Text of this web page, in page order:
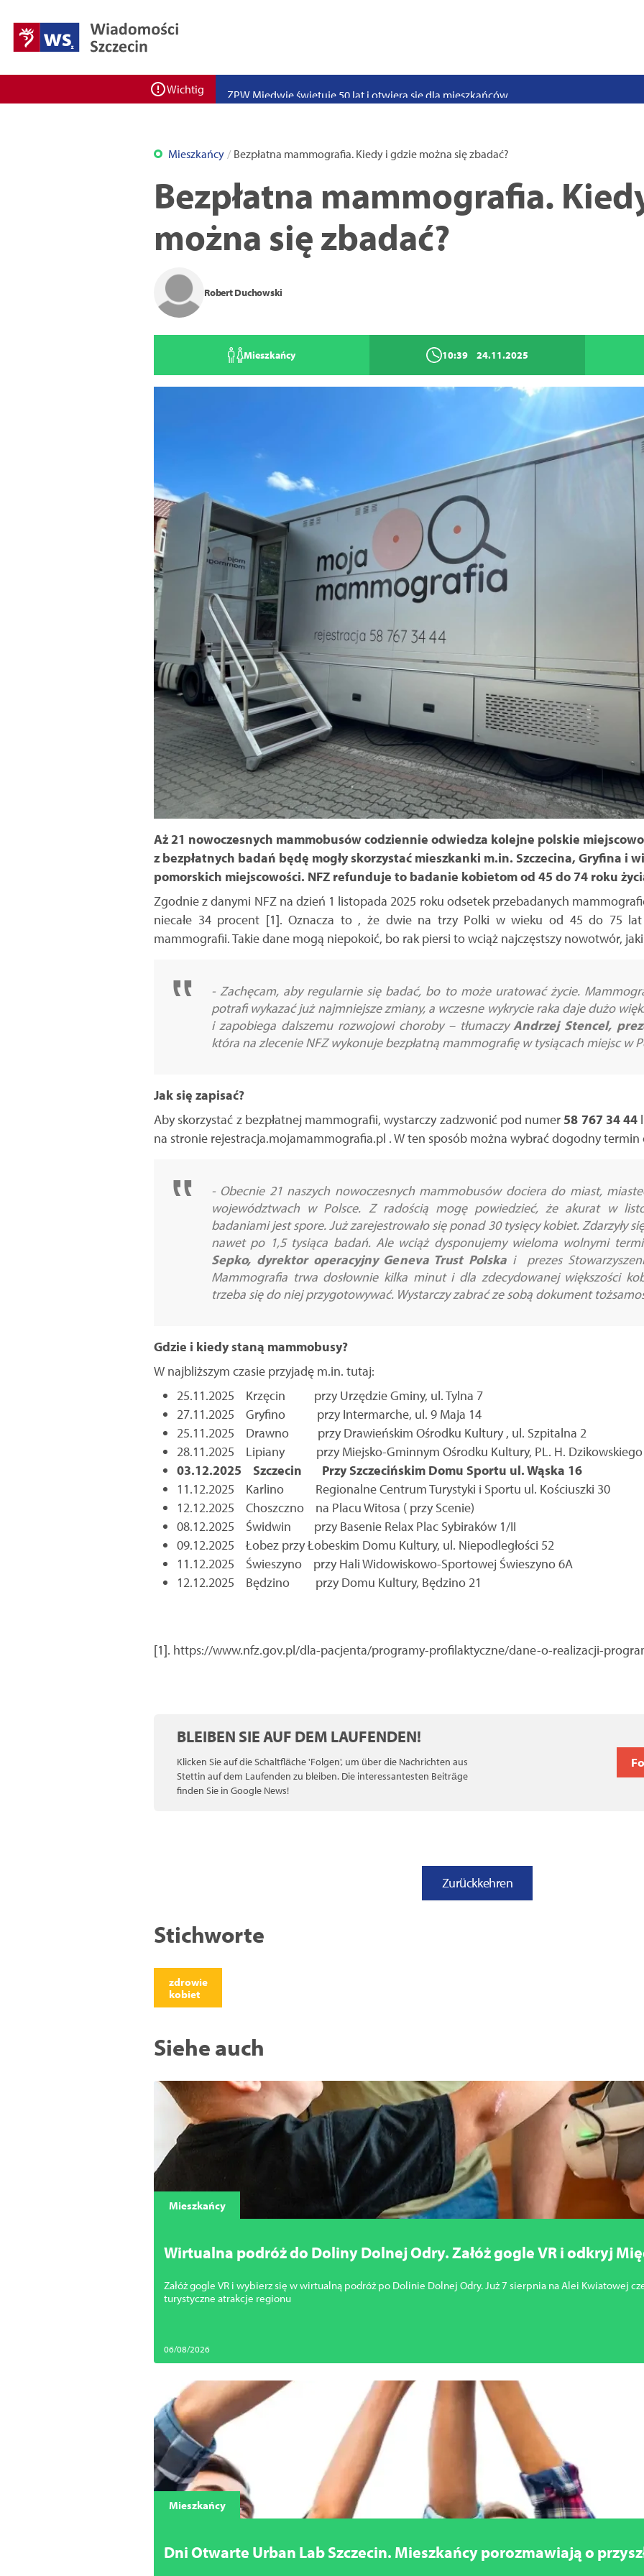
Wichtig
ZPW Miedwie świętuje 50 lat i otwiera się dla mieszkańców
Mieszkańcy Bezpłatna mammografia. Kiedy i gdzie można się zbadać?
Bezpłatna mammografia.
można się zbadać?
Robert Duchowski
Mieszkańcy 10:39 24.11.2025
Aż 21 nowoczesnych mammobusów codziennie odwiedza kolejne polskie
z bezpłatnych badań będę mogły skorzystać mieszkanki m.in. Szczecina, Gryfina i
pomorskich miejscowości. NFZ refunduje to badanie kobietom od 45 do 74 roku
Zgodnie z danymi NFZ na dzień 1 listopada 2025 roku odsetek przebadanych
niecałe 34 procent [1]. Oznacza to , że dwie na trzy Polki w wieku od 45 do 75 lat
mammografii. Takie dane mogą niepokoić, bo rak piersi to wciąż najczęstszy nowotwór,
- Zachęcam, aby regularnie się badać, bo to może uratować życie.
potrafi wykazać już najmniejsze zmiany, a wczesne wykrycie raka daje dużo
i zapobiega dalszemu rozwojowi choroby– tłumaczyAndrzej Stencel,
która na zlecenie NFZ wykonuje bezpłatną mammografię w tysiącach miejsc w
Jak się zapisać?
Aby skorzystać z bezpłatnej mammografii, wystarczy zadzwonić pod numer 58 767 34 44
na stronie rejestracja.mojamammografia.pl . W ten sposób można wybrać dogodny termin
- Obecnie 21 naszych nowoczesnych mammobusów dociera do miast,
województwach w Polsce. Z radością mogę powiedzieć, że akurat w
badaniami jest spore. Już zarejestrowało się ponad 30 tysięcy kobiet. Zdarzyły
nawet po 1,5 tysiąca badań. Ale wciąż dysponujemy wieloma wolnymi
Sepko, dyrektor operacyjny Geneva Trust Polska i prezes
Mammografia trwa dosłownie kilka minut i dla zdecydowanej większości
trzeba się do niej przygotowywać. Wystarczy zabrać ze sobą dokument
Gdzie i kiedy staną mammobusy?
W najbliższym czasie przyjadę m.in. tutaj:
25.11.2025 Krzęcin przy Urzędzie Gminy, ul. Tylna 7
27.11.2025 Gryfino przy Intermarche, ul. 9 Maja 14
25.11.2025 Drawno przy Drawieńskim Ośrodku Kultury , ul. Szpitalna 2
28.11.2025 Lipiany przy Miejsko-Gminnym Ośrodku Kultury, PL. H. Dzikowskiego
03.12.2025 Szczecin Przy Szczecińskim Domu Sportu ul. Wąska 16
11.12.2025 Karlino Regionalne Centrum Turystyki i Sportu ul. Kościuszki 30
12.12.2025 Choszczno na Placu Witosa ( przy Scenie)
08.12.2025 Świdwin przy Basenie Relax Plac Sybiraków 1/II
09.12.2025 Łobez przy Łobeskim Domu Kultury, ul. Niepodległości 52
11.12.2025 Świeszyno przy Hali Widowiskowo-Sportowej Świeszyno 6A
12.12.2025 Będzino przy Domu Kultury, Będzino 21
[1]. https://www.nfz.gov.pl/dla-pacjenta/programy-profilaktyczne/dane-o-realizacji-
BLEIBEN SIE AUF DEM LAUFENDEN!
Klicken Sie auf die Schaltfläche 'Folgen', um über die Nachrichten aus
Stettin auf dem Laufenden zu bleiben. Die interessantesten Beiträge
finden Sie in Google News!
Zurückkehren
Stichworte
zdrowie
kobiet
Siehe auch
Mieszkańcy
Wirtualna podróż do Doliny Dolnej Odry. Załóż gogle VR i odkryj
Załóż gogle VR i wybierz się w wirtualną podróż po Dolinie Dolnej Odry. Już 7 sierpnia na Alei Kwiatowej
turystyczne atrakcje regionu
06/08/2026
Mieszkańcy
Dni Otwarte Urban Lab Szczecin. Mieszkańcy porozmawiają o